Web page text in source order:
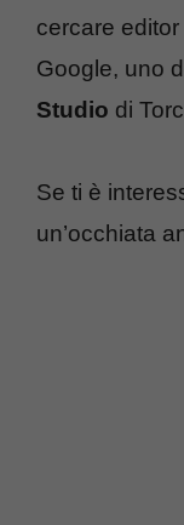
cercare
Google, uno
Studio di
Se ti è
un’occhiata